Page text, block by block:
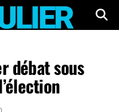
débat sous